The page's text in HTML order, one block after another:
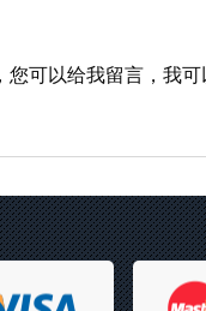
可以给我留言，我